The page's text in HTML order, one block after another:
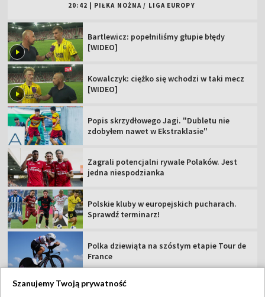
20:42 PIŁKA NOŻNA / LIGA EUROPY
Bartlewicz: popełniliśmy głupie błędy
[WIDEO]
Kowalczyk: ciężko się wchodzi w taki mecz
[WIDEO]
Popis skrzydłowego Jagi. "Dubletu nie
zdobyłem nawet w Ekstraklasie"
Zagrali potencjalni rywale Polaków. Jest
jedna niespodzianka
Polskie kluby w europejskich pucharach.
Sprawdź terminarz!
Polka dziewiąta na szóstym etapie Tour de
France
Szanujemy Twoją prywatność